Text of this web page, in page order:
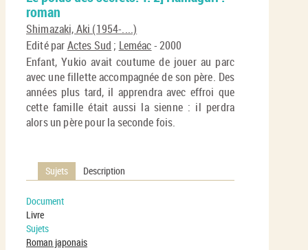
roman
Shimazaki, Aki (1954-....)
Edité parActes Sud ; Leméac- 2000
Enfant, Yukio avait coutume de jouer au parc
avec une fillette accompagnée de son père. Des
années plus tard, il apprendra avec effroi que
cette famille était aussi la sienne : il perdra
alors un père pour la seconde fois.
Sujets Description
Document
Livre
Sujets
Roman japonais